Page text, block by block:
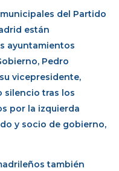
del Partido
están
ayuntamientos
Pedro
vicepresidente,
silencio tras los
por la izquierda
y socio de gobierno,
también